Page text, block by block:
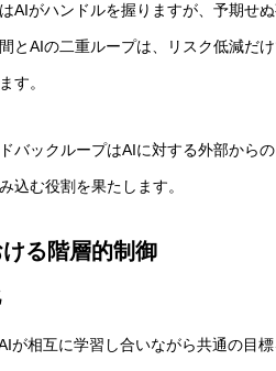
AIがハンドルを握りますが、予期せ
とAIの二重ループは、リスク低減だ
す。
バックループはAIに対する外部から
込む役割を果たします。
る階層的制御
が相互に学習し合いながら共通の目